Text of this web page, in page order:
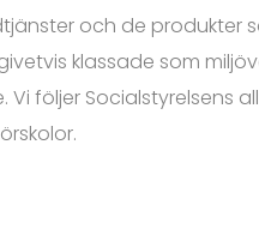
och de produkter
klassade som
Vi följer Socialstyrelsens